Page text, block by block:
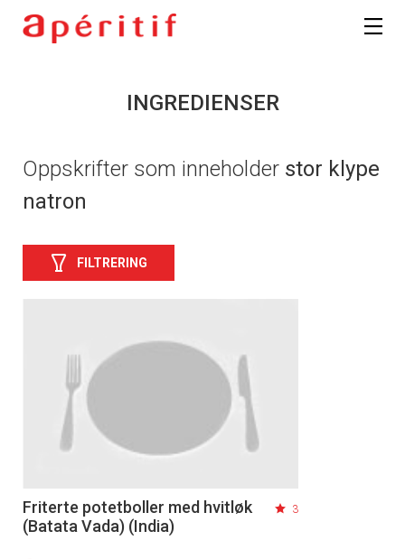
INGREDIENSER
Oppskrifter som inneholder stor klype
natron
FILTRERING
Friterte potetboller med hvitløk
(Batata Vada) (India)
3